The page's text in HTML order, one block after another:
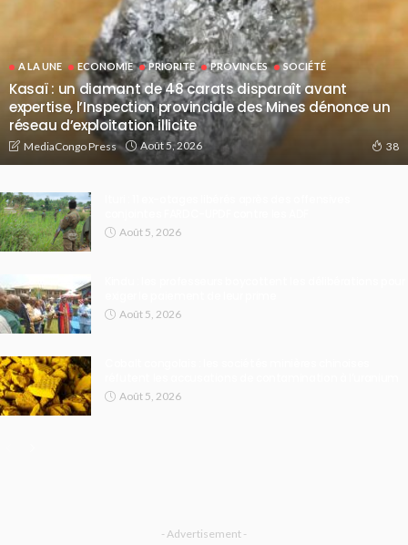
A LA UNE ECONOMIE PRIORITE PROVINCES SOCIÉTÉ
Kasaï : un diamant de 48 carats disparaît avant
expertise, l’Inspection provinciale des Mines dénonce un
réseau d’exploitation illicite
MediaCongo Press Août 5, 2026 38
Août 5, 2026
Août 5, 2026
Août 5, 2026
- Advertisement -